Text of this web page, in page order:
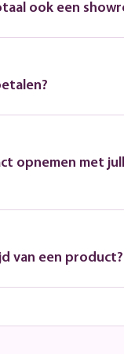
ook een
opnemen met
van een product?